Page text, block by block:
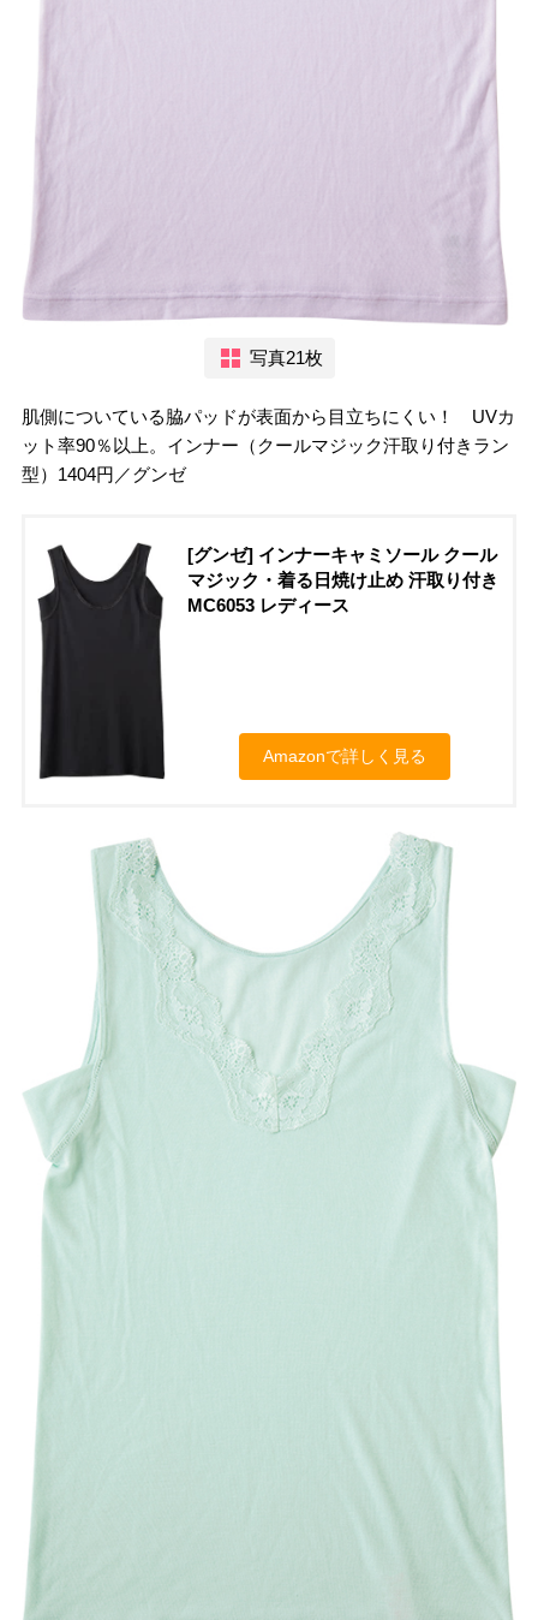
写真21枚
肌側についている脇パッドが表面から目立ちにくい！ UVカ
ット率90％以上。インナー（クールマジック汗取り付きラン
型）1404円／グンゼ
[グンゼ] インナーキャミソール クール
マジック・着る日焼け止め 汗取り付き
MC6053 レディース
Amazonで詳しく見る